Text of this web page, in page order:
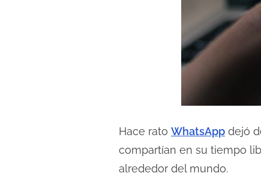
Hace rato WhatsApp dejó
compartían en su tiempo
alrededor del mundo.